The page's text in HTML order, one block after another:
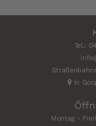
Tel.:
In
Montag -